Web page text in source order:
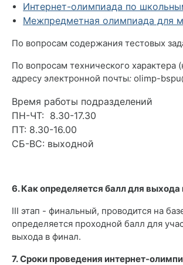
Интернет-олимпиада по
Межпредметная олимпиада для
По вопросам содержания тестовых
По вопросам технического характера
адресу электронной почты: olimp-
Время работы подразделений
ПН-ЧТ: 8.30-17.30
ПТ: 8.30-16.00
СБ-ВС: выходной
6. Как определяется балл для выхода
III этап - финальный, проводится на
определяется проходной балл для
выхода в финал.
7. Сроки проведения интернет-